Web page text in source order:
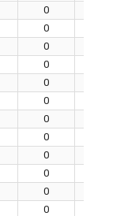
0
0
0
0
0
0
0
0
0
0
0
0